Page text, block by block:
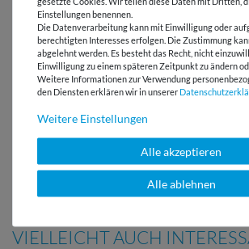
Versandkostenfrei ab 60
Lieferung mit DHL
E-Mail Kundenservice
Antwort in 24h
Bewertungen
Über 110 Gratis
Schnittmuster für Dich
VIELLEICHT AUCH
Einstellungen benennen.
Die Datenverarbeitung kann mit Einwilligung oder
berechtigten Interesses erfolgen. Die Zustimmung
abgelehnt werden. Es besteht das Recht, nicht
Einwilligung zu einem späteren Zeitpunkt zu ändern
Weitere Informationen zur Verwendung
den Diensten erklären wir in unserer
Weitere Einstellungen
Alle akzeptieren
Alle ablehnen